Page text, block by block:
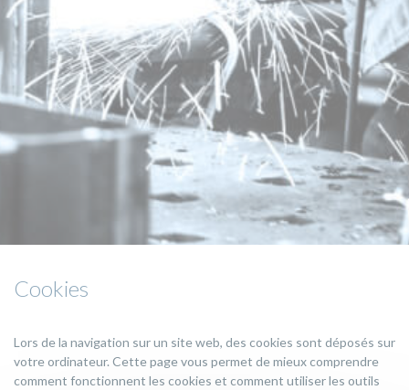
Cookies
Lors de la navigation sur un site web, des cookies sont déposés sur
votre ordinateur. Cette page vous permet de mieux comprendre
comment fonctionnent les cookies et comment utiliser les outils